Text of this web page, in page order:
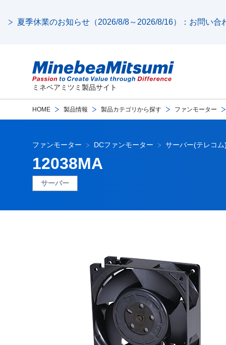
夏季休業のお知らせ（2026/8/8～2026/8/16）：お問い
ミネベアミツミ製品サイト
HOME 製品情報 製品カテゴリから探す ファンモーター
ファンモーター DCファンモーター サーバー(テレコム
12038MA
サーバー